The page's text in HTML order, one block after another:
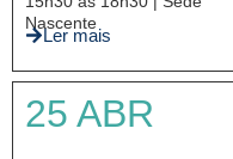
Nascente
Ler mais
25 ABR